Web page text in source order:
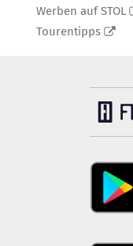
Werben auf STOL
Tourentipps